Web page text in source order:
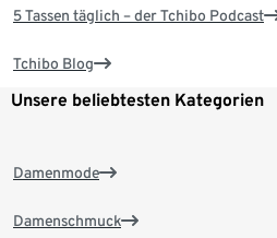
5 Tassen täglich – der Tchibo Podcast
Tchibo Blog
Unsere beliebtesten Kategorien
Damenmode
Damenschmuck